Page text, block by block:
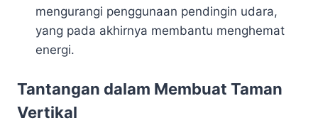
mengurangi penggunaan pendingin udara,
yang pada akhirnya membantu menghemat
energi.
Tantangan dalam Membuat Taman
Vertikal